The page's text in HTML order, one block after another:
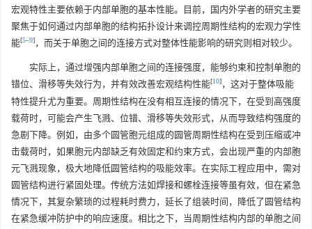
宏观特性主要依赖于内部单胞的基本性能。目前，国内外学者的研究主要
聚焦于如何通过内部单胞的结构拓扑设计来调控周期性结构的宏观力学性
能[5–9]，而关于单胞之间的连接方式对整体性能影响的研究则相对较少。
实际上，通过增强内部单胞之间的连接强度，能够约束和控制单胞的
错位、滑移等失效行为，并有效改善宏观结构性能[10]，这对于整体吸能
特性提升尤为重要。周期性结构在没有相互连接的情况下，在受到高强度
载荷时，可能会产生飞溅、位错、滑移等失效形式，从而导致结构强度的
急剧下降。例如，由多个圆管胞元组成的圆管周期性结构在受到压缩或冲
击载荷时，如果胞元内部缺乏有效固定和约束方式，会出现严重的内部胞
元飞溅现象，极大地降低圆管结构的吸能效率。在实际工程应用中，需对
圆管结构进行紧固处理。传统方法如焊接和螺栓连接等虽有效，但在紧急
情况下，其复杂繁琐的过程耗时费力，延长了组装时间，降低了圆管结构
在紧急缓冲防护中的响应速度。相比之下，当周期性结构内部的单胞之间